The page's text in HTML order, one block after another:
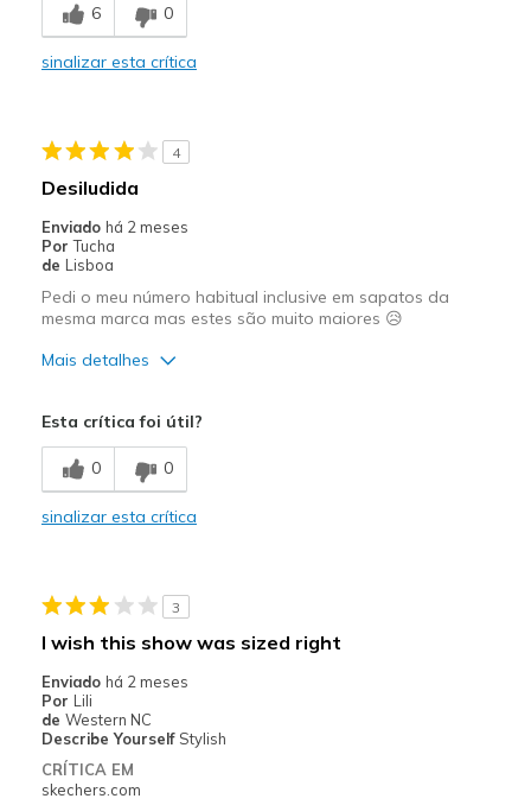
Stylish
View On Shoes
6 0
sinalizar esta crítica
4
Desiludida
Enviado há 2 meses
Por Tucha
de Lisboa
Pedi o meu número habitual inclusive em sapatos da
mesma marca mas estes são muito maiores 😥
Mais detalhes
Esta crítica foi útil?
0 0
sinalizar esta crítica
3
I wish this show was sized right
Enviado há 2 meses
Por Lili
de Western NC
Describe Yourself Stylish
CRÍTICA EM
skechers.com